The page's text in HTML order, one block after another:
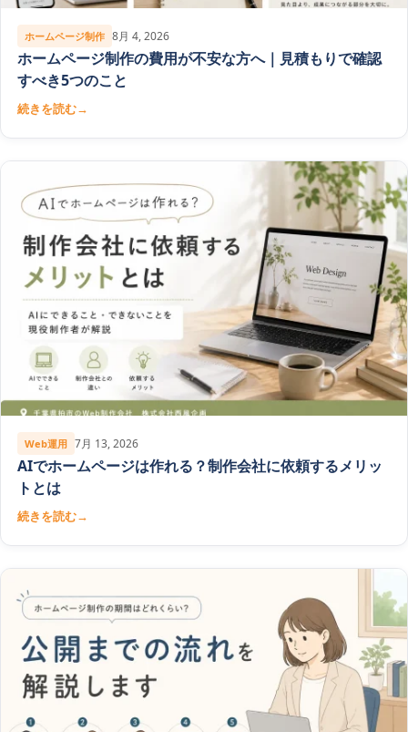
ホームページ制作 8月 4, 2026
ホームページ制作の費用が不安な方へ｜見積もりで確認
すべき5つのこと
続きを読む→
Web運用 7月 13, 2026
AIでホームページは作れる？制作会社に依頼するメリッ
トとは
続きを読む→